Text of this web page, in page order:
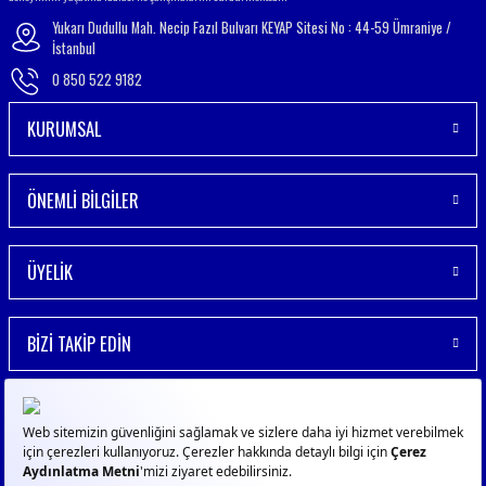
Yukarı Dudullu Mah. Necip Fazıl Bulvarı KEYAP Sitesi No : 44-59 Ümraniye /
İstanbul
0 850 522 9182
KURUMSAL
ÖNEMLİ BİLGİLER
ÜYELİK
BİZİ TAKİP EDİN